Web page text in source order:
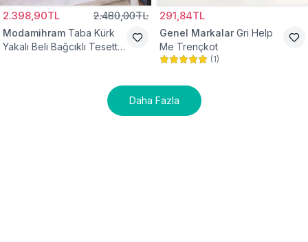
2.398,90TL 2.480,00TL
Modamihram Taba Kürk
Yakalı Beli Bağcıklı Tesettür
291,84TL
Genel Markalar Gri Help
Me Trençkot
(1)
Daha Fazla